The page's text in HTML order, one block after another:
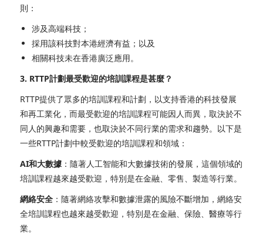
則：
涉及高端科技；
採用該科技對本港經濟有益；以及
相關科技未在香港廣泛應用。
3. RTTP計劃最受歡迎的培訓課程是甚麼？
RTTP提供了眾多的培訓課程和計劃，以支持香港的科技發展
和再工業化，而最受歡迎的培訓課程可能因人而異，取決於不
同人的興趣和需要，也取決於不同行業的需求和趨勢。 以下是
一些RTTP計劃中較受歡迎的培訓課程和領域：
AI和大數據 ：隨著人工智能和大數據技術的發展，這個領域的
培訓課程越來越受歡迎，特別是在金融、零售、製造等行業。
網絡安全 ：隨著網絡攻擊和數據泄露的風險不斷增加，網絡安
全培訓課程也越來越受歡迎，特別是在金融、保險、醫療等行
業。